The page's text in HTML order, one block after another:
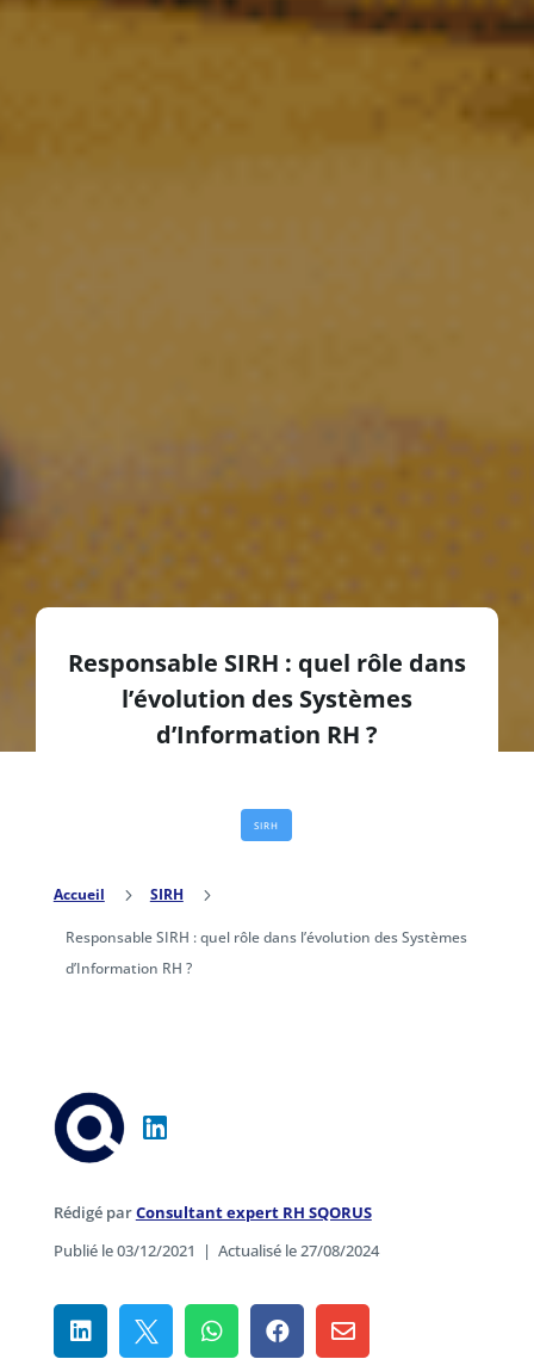
Responsable SIRH : quel rôle dans
l’évolution des Systèmes
d’Information RH ?
SIRH
Accueil 5 SIRH 5
Responsable SIRH : quel rôle dans l’évolution des Systèmes
d’Information RH ?
Rédigé parConsultant expert RH SQORUS
Publié le 03/12/2021 | Actualisé le 27/08/2024
    